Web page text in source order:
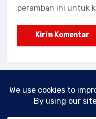
peramban ini untuk
Proudly powered by